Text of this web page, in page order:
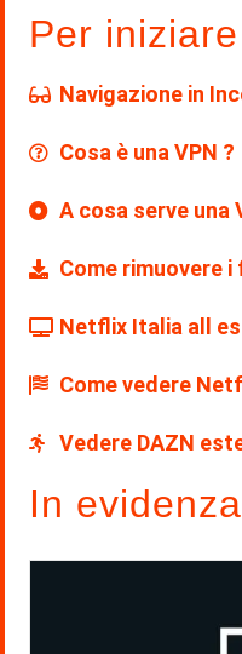
Per iniziare
Navigazione in
Cosa è una VPN ?
A cosa serve una
Come rimuovere
Netflix Italia all
Come vedere
Vedere DAZN
In evidenza